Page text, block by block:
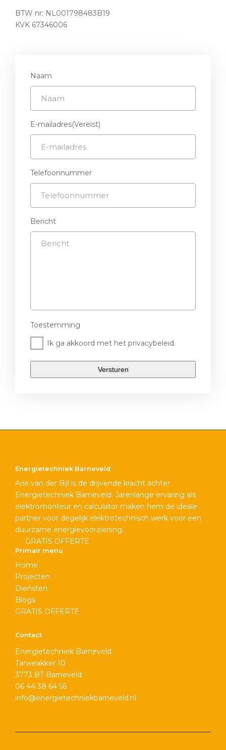
BTW nr: NL001798483B19
KVK 67346006
Naam
E-mailadres(Vereist)
Telefoonnummer
Bericht
Toestemming
Ik ga akkoord met het privacybeleid.
Energietechniek Barneveld
Arie van der Bijl is de drijvende kracht achter
Energietechniek Barneveld. Jarenlange ervaring als
elektromonteur en calculator maken hem de ideale
partner voor degelijk elektrotechnisch werk voor een
duurzame energievoorziening.
GRATIS OFFERTE
Primair menu
Home
Projecten
Diensten
Blogs
GRATIS OFFERTE
Contact
Energietechniek Barneveld
Tarweakker 10
3773 BT Barneveld
06 44 38 64 56
info@energietechniekbarneveld.nl